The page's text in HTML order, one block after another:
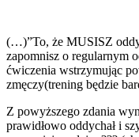
(…)”To, że MUSISZ
zapomnisz o regularnym
ćwiczenia wstrzymując
zmęczy(trening będzie
Z powyższego zdania
prawidłowo oddychał i